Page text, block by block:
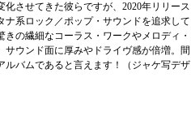
化させてきた彼らですが、2020年リリース
ナ系ロック／ポップ・サウンドを追求して
の繊細なコーラス・ワークやメロディ・
サウンド面に厚みやドライヴ感が倍増。間
ルバムであると言えます！（ジャケ写デザ